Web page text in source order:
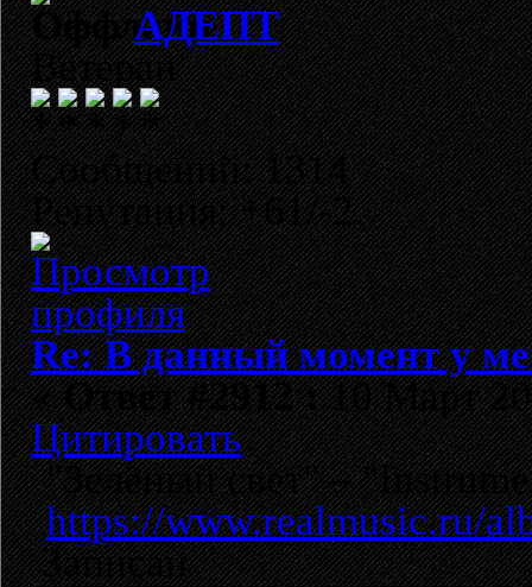
АДЕПТ
Ветеран
Сообщений: 1314
Репутация: +61/-2
Re: В данный момент у
«Ответ #2912 :10 Март
Цитировать
"Зелёный свет" –
https://www.realmusic.ru/
Записан